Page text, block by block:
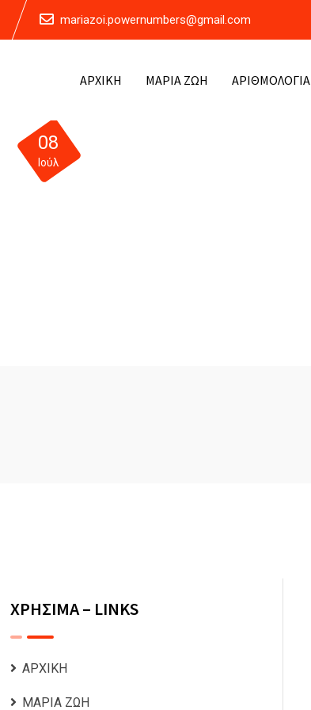
mariazoi.powernumbers@gmail.com
ΑΡΧΙΚΗ ΜΑΡΙΑ ΖΩΗ ΑΡΙΘΜΟΛΟΓΙΑ
08
Ιούλ
ΧΡΗΣΙΜΑ – LINKS
ΑΡΧΙΚΗ
ΜΑΡΙΑ ΖΩΗ